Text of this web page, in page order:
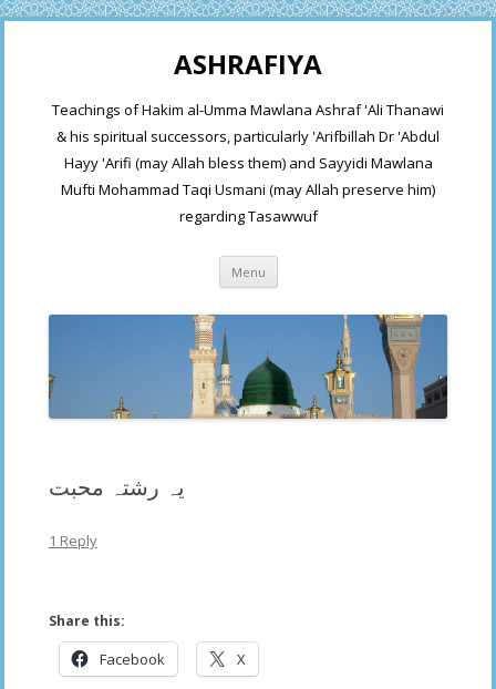
ASHRAFIYA
Teachings of Hakim al-Umma Mawlana Ashraf 'Ali Thanawi
& his spiritual successors, particularly 'Arifbillah Dr 'Abdul
Hayy 'Arifi (may Allah bless them) and Sayyidi Mawlana
Mufti Mohammad Taqi Usmani (may Allah preserve him)
regarding Tasawwuf
Menu Skip
content
یہ رشتہ محبت
1 Reply
Share this:
Facebook X